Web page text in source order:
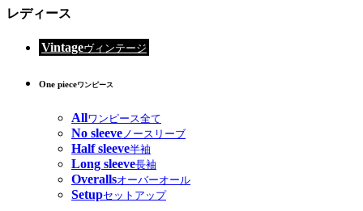
レディース
Vintageヴィンテージ
One pieceワンピース
Allワンピース全て
No sleeve ノースリーブ
Half sleeve半袖
Long sleeve長袖
Overallsオーバーオール
Setupセットアップ